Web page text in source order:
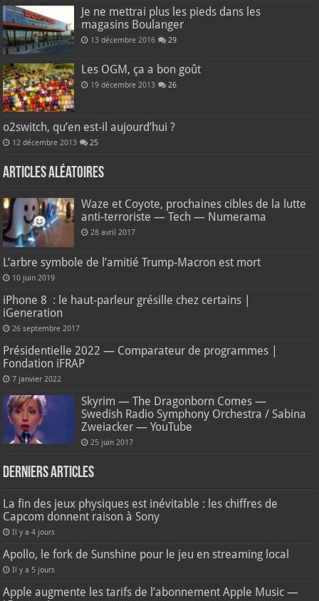
Je ne mettrai plus les pieds dans les
magasins Boulanger
13 décembre 2016 29
Les OGM, ça a bon goût
19 décembre 2013 26
o2switch, qu’en est-il aujourd’hui ?
12 décembre 2013 25
Articles aléatoires
Waze et Coyote, prochaines cibles de la lutte
anti-terroriste — Tech — Numerama
28 avril 2017
L’arbre symbole de l’amitié Trump-Macron est mort
10 juin 2019
iPhone 8 : le haut-parleur grésille chez certains |
iGeneration
26 septembre 2017
Présidentielle 2022 — Comparateur de programmes |
Fondation iFRAP
7 janvier 2022
Skyrim — The Dragonborn Comes —
Swedish Radio Symphony Orchestra / Sabina
Zweiacker — YouTube
25 juin 2017
Derniers articles
La fin des jeux physiques est inévitable : les chiffres de
Capcom donnent raison à Sony
Il y a 4 jours
Apollo, le fork de Sunshine pour le jeu en streaming local
Il y a 5 jours
Apple augmente les tarifs de l’abonnement Apple Music —